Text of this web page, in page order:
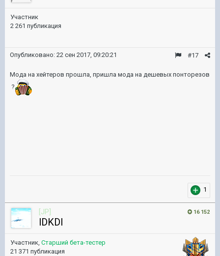
Участник
2 261 публикация
#17
Опубликовано: 22 сен 2017, 09:20:21
Мода на хейтеров прошла, пришла мода на дешевых понторезов
?
1
16 152
[JP]
lDKDl
Участник, Старший бета-тестер
21 371 публикация